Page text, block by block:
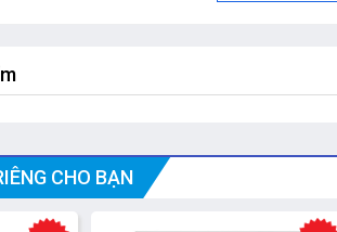
HDMI 1.4 × 1, VGA × 1, Audio In × 1
≤ 22 W
≤ 0,5 WCHO BẠN